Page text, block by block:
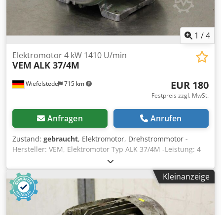
1 /4
Wiefelstede 715 km
Elektromotor 4 kW 1410 U/min
VEM ALK 37/4M
EUR 180
Festpreis zzgl. MwSt.
Anfragen Anrufen
Zustand: gebraucht, Elektromotor, Drehstrommotor -
Hersteller: VEM, Elektromotor Typ ALK 37/4M -Leistung: 4
kW -Drehzahl: 1410 U/min -Welle: Ø 28 x 60 mm -Bauform:
B3 -Abmessungen: 460/310/H270 mm -Gewicht: 38 kg
Crjdpsggcm Sofx Afujf
Kleinanzeige